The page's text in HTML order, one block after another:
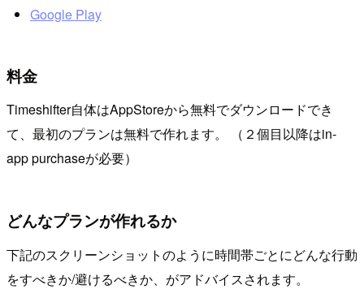
Google Play
料金
Timeshifter自体はAppStoreから無料でダウンロードでき
て、最初のプランは無料で作れます。 （２個目以降はin-
app purchaseが必要）
どんなプランが作れるか
下記のスクリーンショットのように時間帯ごとにどんな行動
をすべきか/避けるべきか、がアドバイスされます。